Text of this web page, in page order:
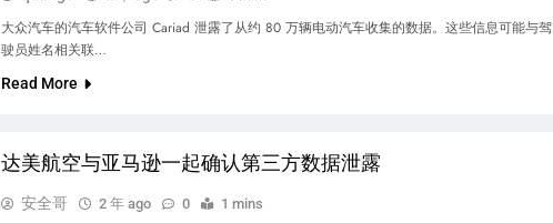
大众汽车的汽车软件公司 Cariad 泄露了从约 80 万辆电动汽车收集的数据。这些信息可能与驾
驶员姓名相关联…
Read More
达美航空与亚马逊一起确认第三方数据泄露
安全哥 2 年 ago 0 1 mins